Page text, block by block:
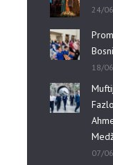
24/
18/
07/